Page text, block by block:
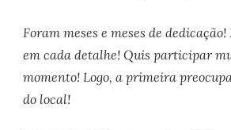
Foram meses e meses de
em cada detalhe! Quis participar
momento! Logo, a primeira
do local!